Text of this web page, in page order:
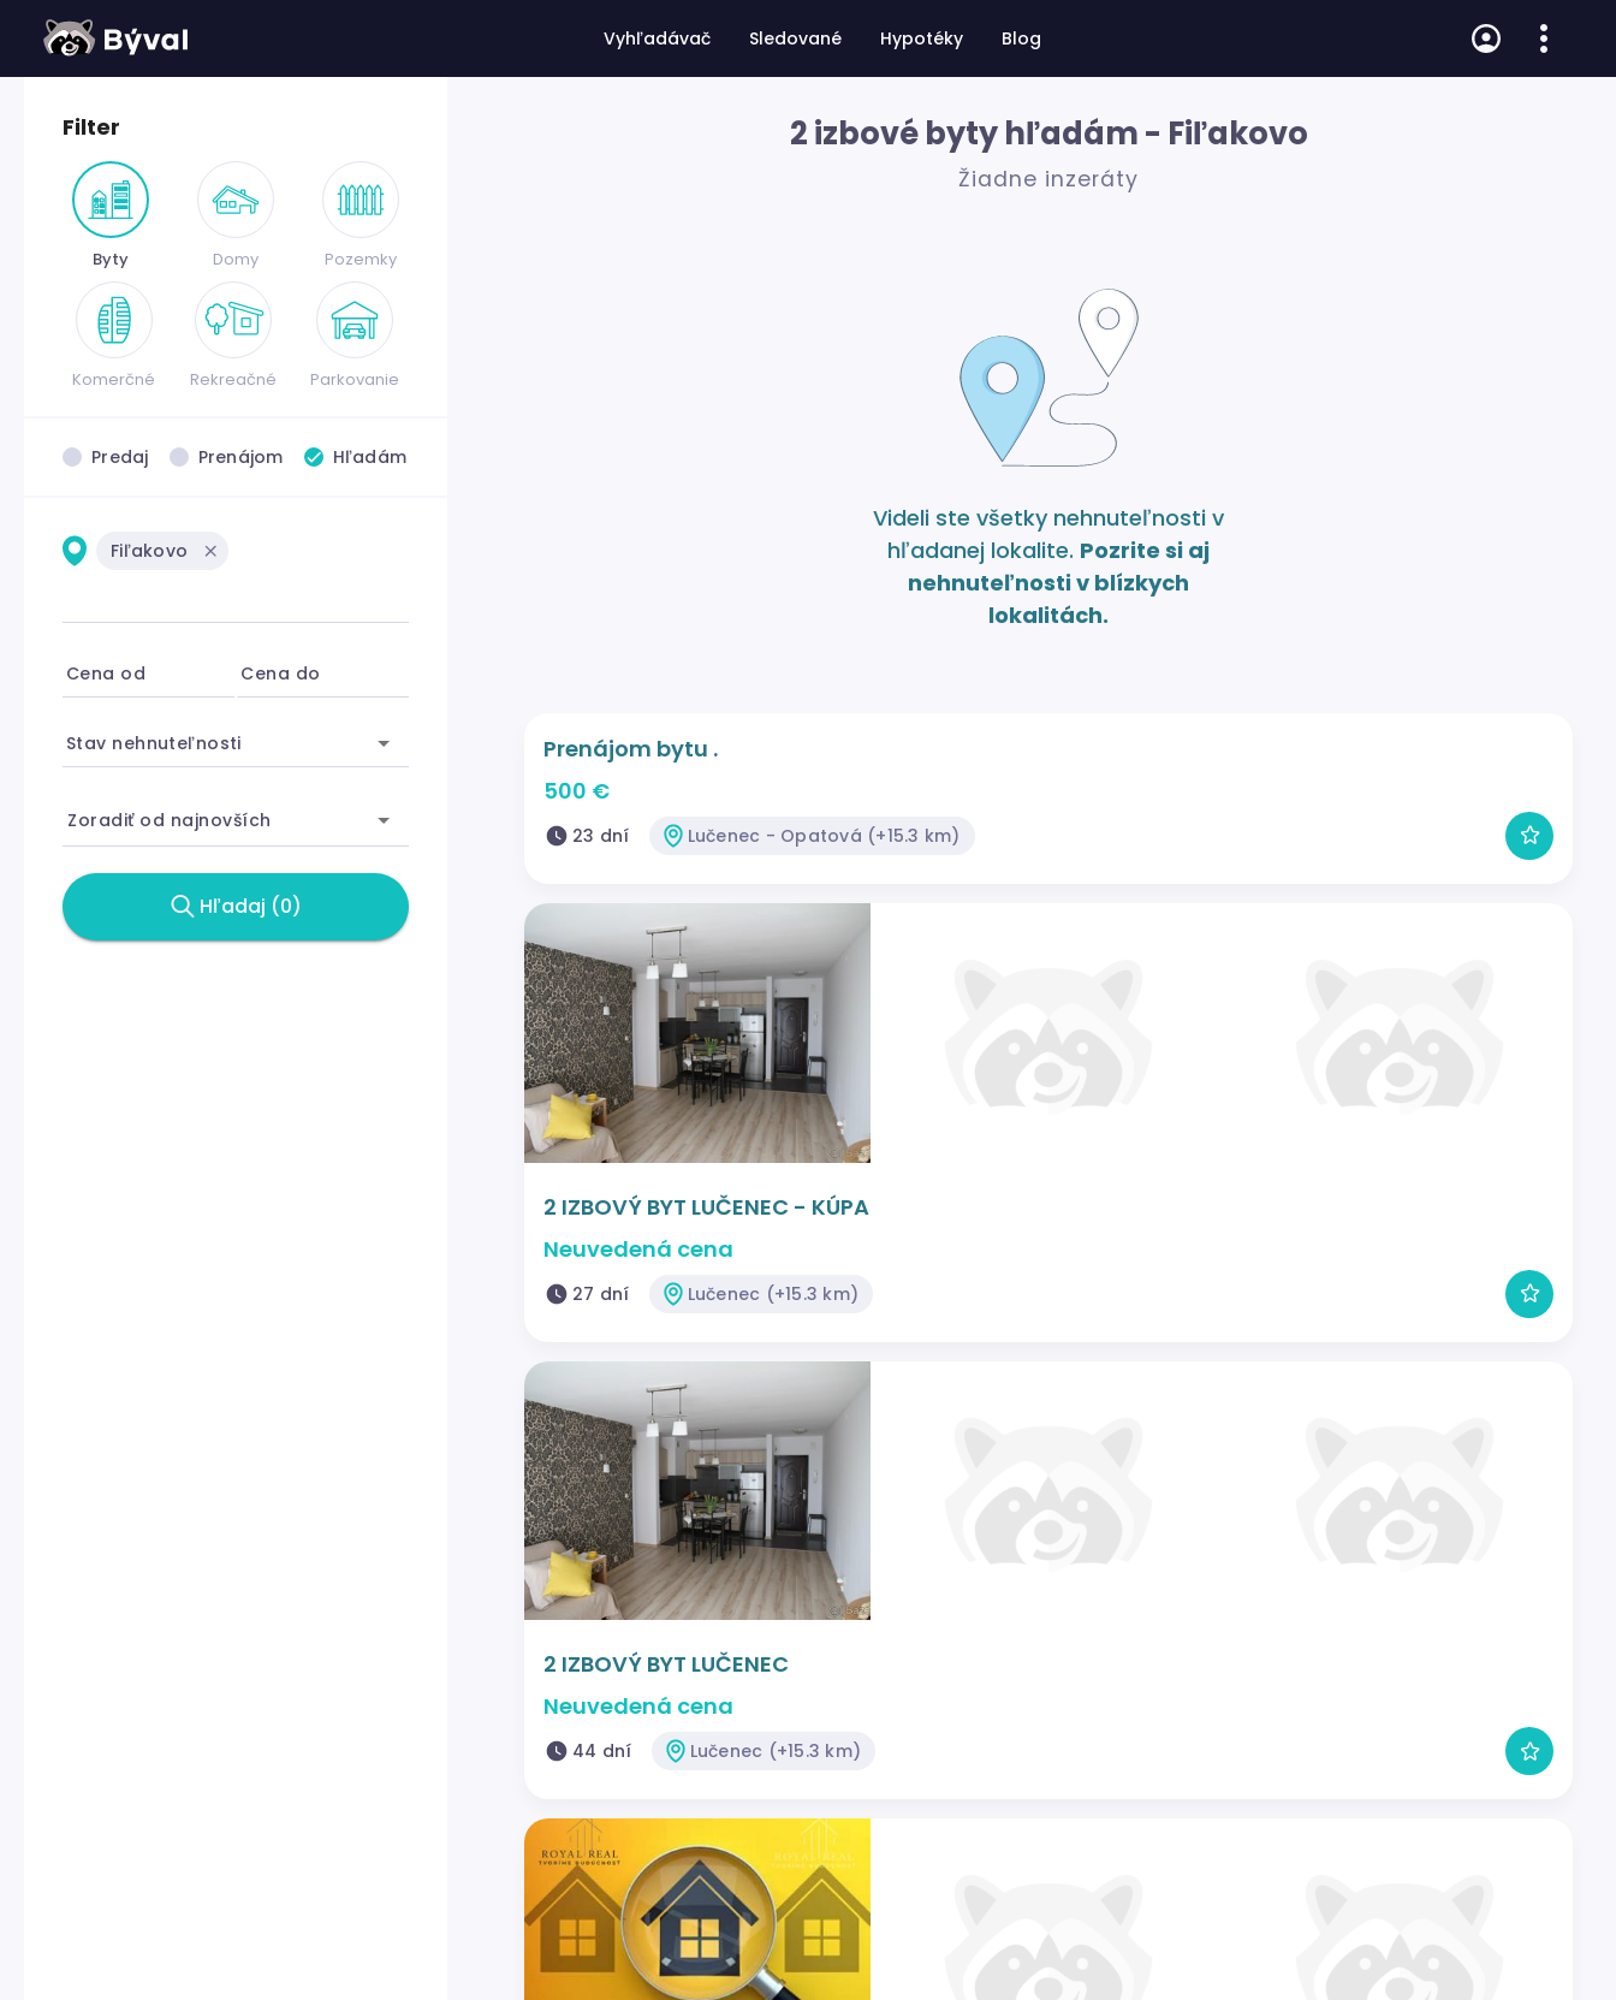
Vyhľadávač Sledované Hypotéky Blog
Filter
Byty Domy Pozemky
Komerčné Rekreačné Parkovanie
Predaj Prenájom Hľadám
Fiľakovo
Cena od Cena do
Stav nehnuteľnosti
Zoradiť od najnovších
Hľadaj (0)
2 izbové byty hľadám - Fiľakovo
Žiadne inzeráty
Videli ste všetky nehnuteľnosti v
hľadanej lokalite. Pozrite si aj
nehnuteľnosti v blízkych
lokalitách.
Prenájom bytu .
500 €
23 dní Lučenec - Opatová (+15.3 km)
2 IZBOVÝ BYT LUČENEC - KÚPA
Neuvedená cena
27 dní Lučenec (+15.3 km)
2 IZBOVÝ BYT LUČENEC
Neuvedená cena
44 dní Lučenec (+15.3 km)